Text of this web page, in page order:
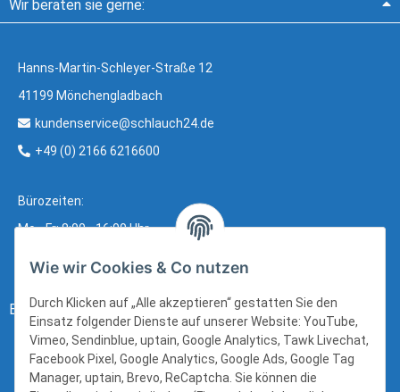
Wir beraten sie gerne:
Hanns-Martin-Schleyer-Straße 12
41199 Mönchengladbach
kundenservice@schlauch24.de
+49 (0) 2166 6216600
Bürozeiten:
Mo - Fr: 8:00 - 16:00 Uhr
Bezahlung:
Wie wir Cookies & Co nutzen
Durch Klicken auf „Alle akzeptieren“ gestatten Sie den
Einsatz folgender Dienste auf unserer Website: YouTube,
Vimeo, Sendinblue, uptain, Google Analytics, Tawk Livechat,
Facebook Pixel, Google Analytics, Google Ads, Google Tag
Manager, uptain, Brevo, ReCaptcha. Sie können die